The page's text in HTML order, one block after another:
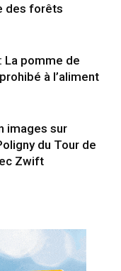
des forêts
La pomme de
à l’aliment
images sur
du Tour de
Zwift